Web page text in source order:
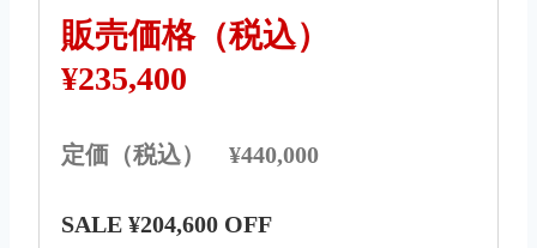
販売価格（税込）
¥235,400
定価（税込） ¥440,000
SALE ¥204,600 OFF